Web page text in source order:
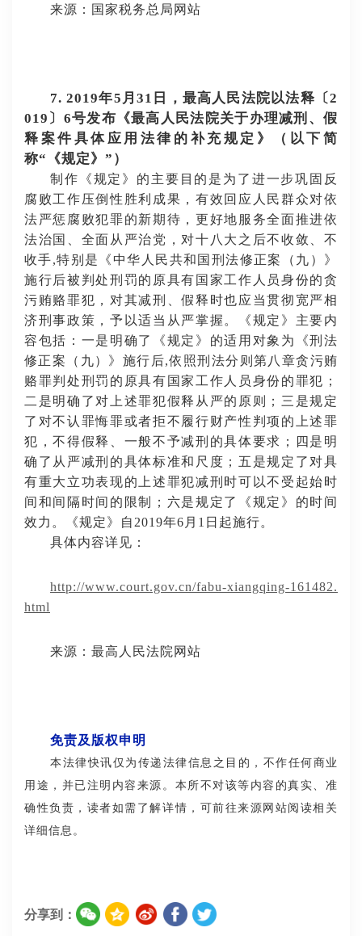
来源：国家税务总局网站
7. 2019年5月31日，最高人民法院以法释〔2
019〕6号发布《最高人民法院关于办理减刑、假
释案件具体应用法律的补充规定》（以下简
称“《规定》”）
制作《规定》的主要目的是为了进一步巩固反
腐败工作压倒性胜利成果，有效回应人民群众对依
法严惩腐败犯罪的新期待，更好地服务全面推进依
法治国、全面从严治党，对十八大之后不收敛、不
收手,特别是《中华人民共和国刑法修正案（九）》
施行后被判处刑罚的原具有国家工作人员身份的贪
污贿赂罪犯，对其减刑、假释时也应当贯彻宽严相
济刑事政策，予以适当从严掌握。《规定》主要内
容包括：一是明确了《规定》的适用对象为《刑法
修正案（九）》施行后,依照刑法分则第八章贪污贿
赂罪判处刑罚的原具有国家工作人员身份的罪犯；
二是明确了对上述罪犯假释从严的原则；三是规定
了对不认罪悔罪或者拒不履行财产性判项的上述罪
犯，不得假释、一般不予减刑的具体要求；四是明
确了从严减刑的具体标准和尺度；五是规定了对具
有重大立功表现的上述罪犯减刑时可以不受起始时
间和间隔时间的限制；六是规定了《规定》的时间
效力。《规定》自2019年6月1日起施行。
具体内容详见：
http://www.court.gov.cn/fabu-xiangqing-161482.
html
来源：最高人民法院网站
免责及版权申明
本法律快讯仅为传递法律信息之目的，不作任何商业
用途，并已注明内容来源。本所不对该等内容的真实、准
确性负责，读者如需了解详情，可前往来源网站阅读相关
详细信息。
分享到：